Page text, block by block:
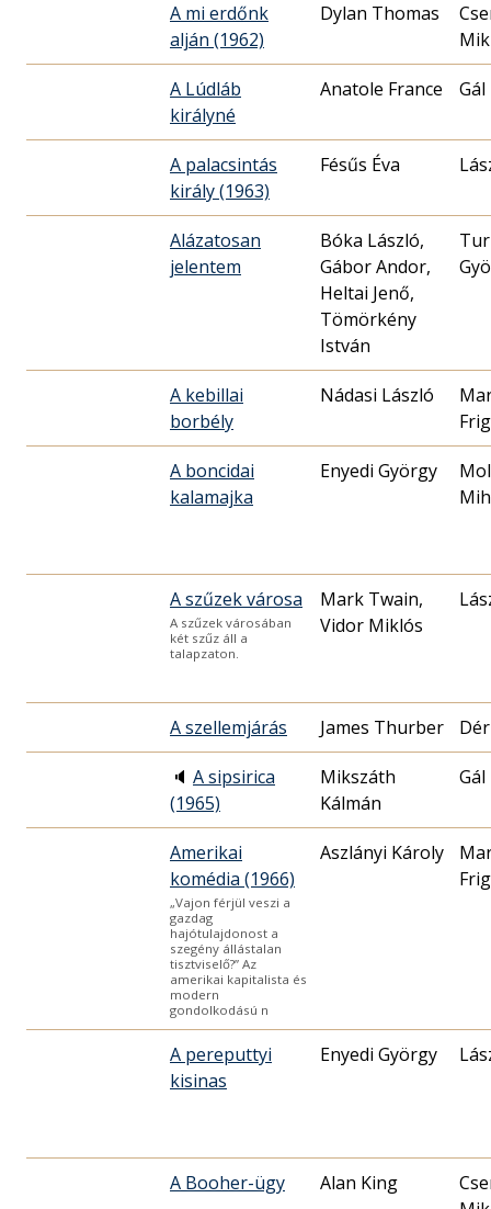
A mi erdőnk
alján (1962)
Dylan Thomas
A Lúdláb
királyné
Anatole France
A palacsintás
király (1963)
Fésűs Éva
Alázatosan
jelentem
Bóka László,
Gábor Andor,
Heltai Jenő,
Tömörkény
István
A kebillai
borbély
Nádasi László
A boncidai
kalamajka
Enyedi György
A szűzek városa
A szűzek városában
két szűz áll a
talapzaton.
Mark Twain,
Vidor Miklós
A szellemjárás James Thurber
🔈 A sipsirica
(1965)
Mikszáth
Kálmán
Amerikai
komédia (1966)
„Vajon férjül veszi a
gazdag
hajótulajdonost a
szegény állástalan
tisztviselő?” Az
amerikai kapitalista és
modern
gondolkodású n
Aszlányi Károly
A pereputtyi
kisinas
Enyedi György
A Booher-ügy Alan King